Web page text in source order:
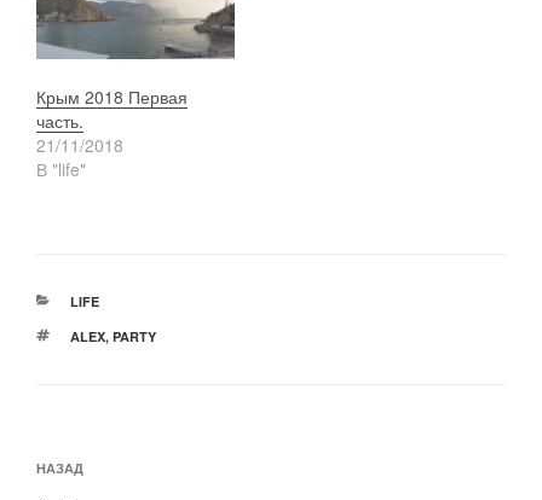
Крым 2018 Первая
часть.
21/11/2018
В "life"
РУБРИКИ
LIFE
МЕТКИ
ALEX, PARTY
по
Предыдущая
НАЗАД